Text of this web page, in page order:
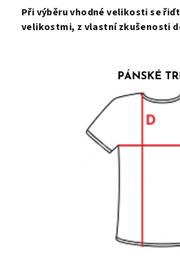
Při výběru vhodné velikosti se
velikostmi, z vlastní zkušenosti